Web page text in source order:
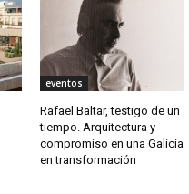
eventos
Rafael Baltar, testigo de un
tiempo. Arquitectura y
compromiso en una Galicia
en transformación